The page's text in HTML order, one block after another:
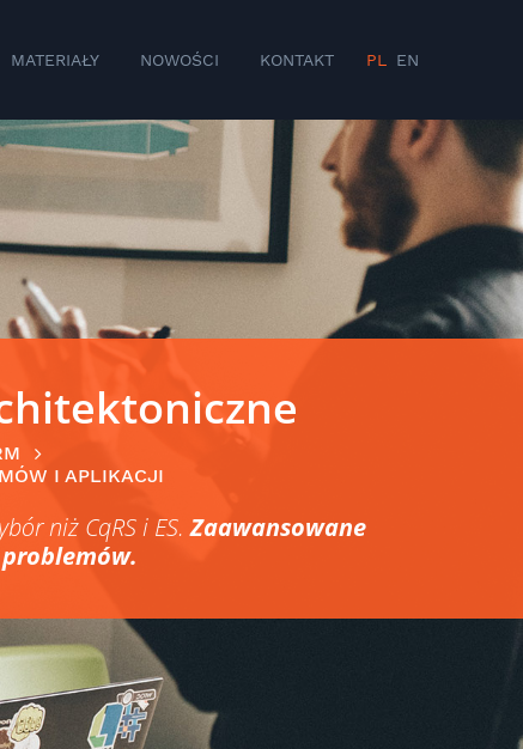
MATERIAŁY NOWOŚCI KONTAKT PL EN
I APLIKACJI
niż CqRS i ES.Zaawansowane